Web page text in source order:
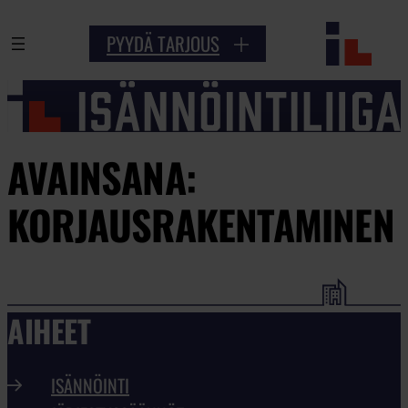
PYYDÄ TARJOUS
AVAINSANA:
KORJAUSRAKENTAMINEN
AIHEET
ISÄNNÖINTI